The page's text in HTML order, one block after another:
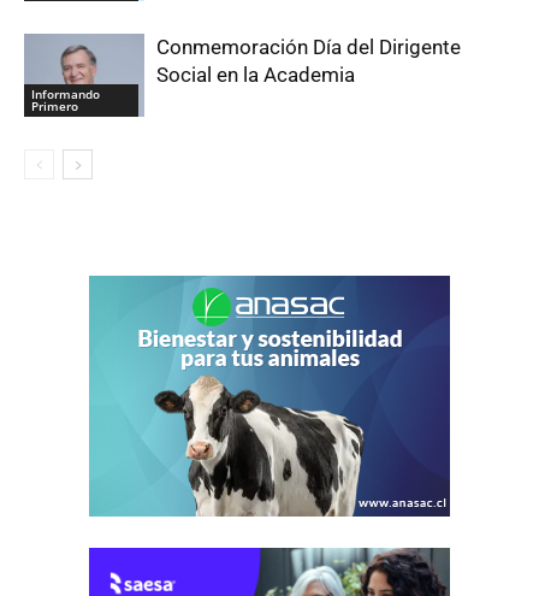
Informando
Primero
Conmemoración Día del Dirigente
Social en la Academia